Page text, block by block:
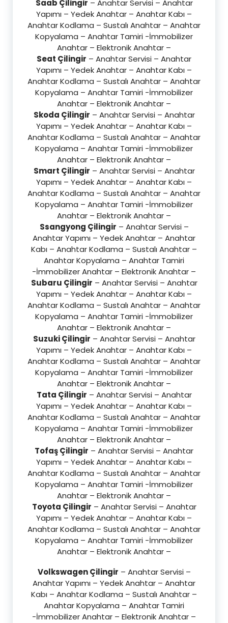
Saab Çilingir – Anahtar Servisi – Anahtar
Yapımı – Yedek Anahtar – Anahtar Kabı –
Anahtar Kodlama – Sustalı Anahtar – Anahtar
Kopyalama – Anahtar Tamiri -İmmobilizer
Anahtar – Elektronik Anahtar –
Seat Çilingir – Anahtar Servisi – Anahtar
Yapımı – Yedek Anahtar – Anahtar Kabı –
Anahtar Kodlama – Sustalı Anahtar – Anahtar
Kopyalama – Anahtar Tamiri -İmmobilizer
Anahtar – Elektronik Anahtar –
Skoda Çilingir – Anahtar Servisi – Anahtar
Yapımı – Yedek Anahtar – Anahtar Kabı –
Anahtar Kodlama – Sustalı Anahtar – Anahtar
Kopyalama – Anahtar Tamiri -İmmobilizer
Anahtar – Elektronik Anahtar –
Smart Çilingir – Anahtar Servisi – Anahtar
Yapımı – Yedek Anahtar – Anahtar Kabı –
Anahtar Kodlama – Sustalı Anahtar – Anahtar
Kopyalama – Anahtar Tamiri -İmmobilizer
Anahtar – Elektronik Anahtar –
Ssangyong Çilingir – Anahtar Servisi –
Anahtar Yapımı – Yedek Anahtar – Anahtar
Kabı – Anahtar Kodlama – Sustalı Anahtar –
Anahtar Kopyalama – Anahtar Tamiri
-İmmobilizer Anahtar – Elektronik Anahtar –
Subaru Çilingir – Anahtar Servisi – Anahtar
Yapımı – Yedek Anahtar – Anahtar Kabı –
Anahtar Kodlama – Sustalı Anahtar – Anahtar
Kopyalama – Anahtar Tamiri -İmmobilizer
Anahtar – Elektronik Anahtar –
Suzuki Çilingir – Anahtar Servisi – Anahtar
Yapımı – Yedek Anahtar – Anahtar Kabı –
Anahtar Kodlama – Sustalı Anahtar – Anahtar
Kopyalama – Anahtar Tamiri -İmmobilizer
Anahtar – Elektronik Anahtar –
Tata Çilingir – Anahtar Servisi – Anahtar
Yapımı – Yedek Anahtar – Anahtar Kabı –
Anahtar Kodlama – Sustalı Anahtar – Anahtar
Kopyalama – Anahtar Tamiri -İmmobilizer
Anahtar – Elektronik Anahtar –
Tofaş Çilingir – Anahtar Servisi – Anahtar
Yapımı – Yedek Anahtar – Anahtar Kabı –
Anahtar Kodlama – Sustalı Anahtar – Anahtar
Kopyalama – Anahtar Tamiri -İmmobilizer
Anahtar – Elektronik Anahtar –
Toyota Çilingir – Anahtar Servisi – Anahtar
Yapımı – Yedek Anahtar – Anahtar Kabı –
Anahtar Kodlama – Sustalı Anahtar – Anahtar
Kopyalama – Anahtar Tamiri -İmmobilizer
Anahtar – Elektronik Anahtar –
Volkswagen Çilingir – Anahtar Servisi –
Anahtar Yapımı – Yedek Anahtar – Anahtar
Kabı – Anahtar Kodlama – Sustalı Anahtar –
Anahtar Kopyalama – Anahtar Tamiri
-İmmobilizer Anahtar – Elektronik Anahtar –